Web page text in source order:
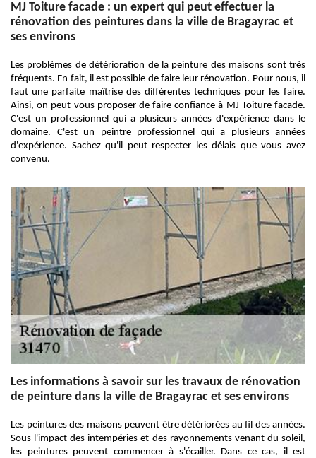
MJ Toiture facade : un expert qui peut effectuer la
rénovation des peintures dans la ville de Bragayrac et
ses environs
Les problèmes de détérioration de la peinture des maisons sont très
fréquents. En fait, il est possible de faire leur rénovation. Pour nous, il
faut une parfaite maîtrise des différentes techniques pour les faire.
Ainsi, on peut vous proposer de faire confiance à MJ Toiture facade.
C'est un professionnel qui a plusieurs années d'expérience dans le
domaine. C'est un peintre professionnel qui a plusieurs années
d'expérience. Sachez qu'il peut respecter les délais que vous avez
convenu.
Les informations à savoir sur les travaux de rénovation
de peinture dans la ville de Bragayrac et ses environs
Les peintures des maisons peuvent être détériorées au fil des années.
Sous l'impact des intempéries et des rayonnements venant du soleil,
les peintures peuvent commencer à s'écailler. Dans ce cas, il est